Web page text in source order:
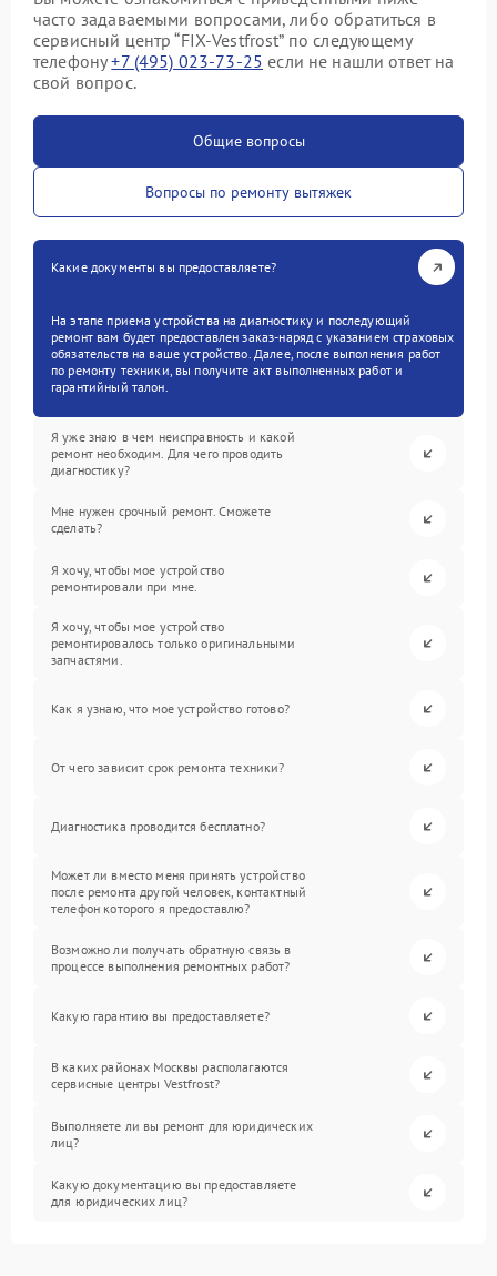
часто задаваемыми вопросами, либо обратиться в
сервисный центр “FIX-Vestfrost” по следующему
телефону+7 (495) 023-73-25 если не нашли ответ на
свой вопрос.
Общие вопросы
Вопросы по ремонту вытяжек
Какие документы вы предоставляете?
На этапе приема устройства на диагностику и последующий
ремонт вам будет предоставлен заказ-наряд с указанием страховых
обязательств на ваше устройство. Далее, после выполнения работ
по ремонту техники, вы получите акт выполненных работ и
гарантийный талон.
Я уже знаю в чем неисправность и какой
ремонт необходим. Для чего проводить
диагностику?
Мне нужен срочный ремонт. Сможете
сделать?
Я хочу, чтобы мое устройство
ремонтировали при мне.
Я хочу, чтобы мое устройство
ремонтировалось только оригинальными
запчастями.
Как я узнаю, что мое устройство готово?
От чего зависит срок ремонта техники?
Диагностика проводится бесплатно?
Может ли вместо меня принять устройство
после ремонта другой человек, контактный
телефон которого я предоставлю?
Возможно ли получать обратную связь в
процессе выполнения ремонтных работ?
Какую гарантию вы предоставляете?
В каких районах Москвы располагаются
сервисные центры Vestfrost?
Выполняете ли вы ремонт для юридических
лиц?
Какую документацию вы предоставляете
для юридических лиц?